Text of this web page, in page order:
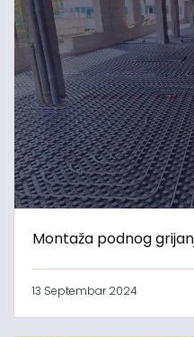
Montaža podnog
13 Septembar 2024